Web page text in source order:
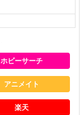
ホビーサーチ
アニメイト
楽天